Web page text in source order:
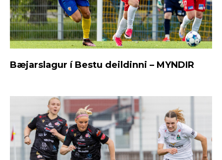
Bæjarslagur í Bestu deildinni – MYNDIR